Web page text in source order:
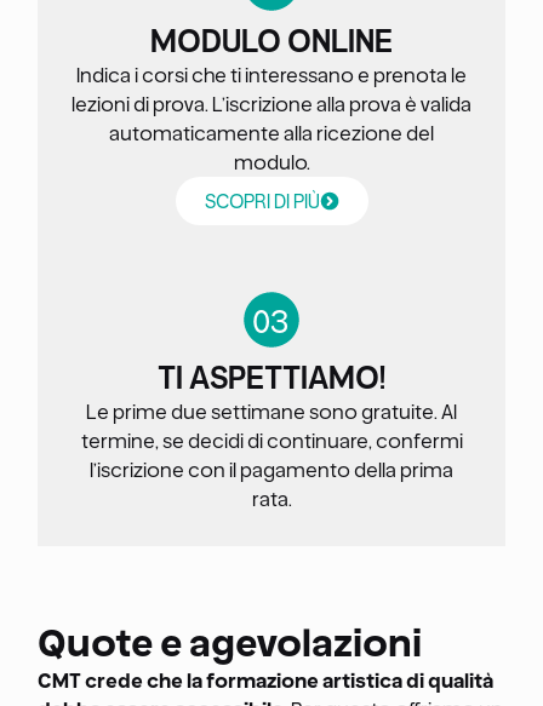
MODULO ONLINE
Indica i corsi che ti interessano e prenota le
lezioni di prova. L’iscrizione alla prova è valida
automaticamente alla ricezione del
modulo.
SCOPRI DI PIÙ
03
TI ASPETTIAMO!
Le prime due settimane sono gratuite. Al
termine, se decidi di continuare, confermi
l’iscrizione con il pagamento della prima
rata.
Quote e agevolazioni
CMT crede che la formazione artistica di qualità